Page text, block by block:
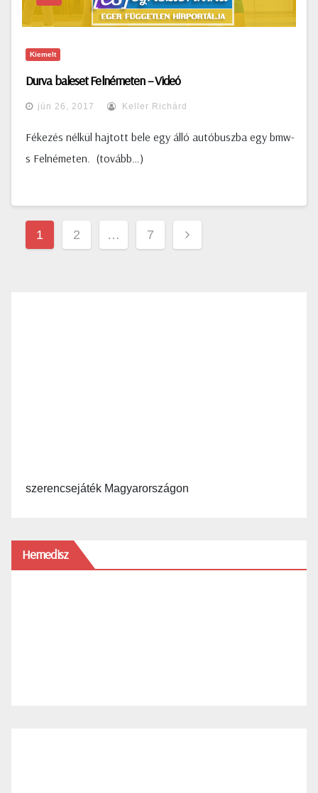
Kiemelt
Durva baleset Felnémeten – Videó
jún 26, 2017 Keller Richárd
Fékezés nélkül hajtott bele egy álló autóbuszba egy bmw-
s Felnémeten. (tovább…)
Bejegyzések
lapozása
1 2 … 7
szerencsejáték Magyarországon
Hemedisz